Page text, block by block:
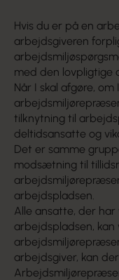
Hvis du er på en
arbejdsgiveren
med den lovpligtige
Når I skal afgøre,
tilknytning til
deltidsansatte og
Det er samme
modsætning til
arbejdspladsen.
Alle ansatte, der
arbejdspladsen,
arbejdsgiver, kan